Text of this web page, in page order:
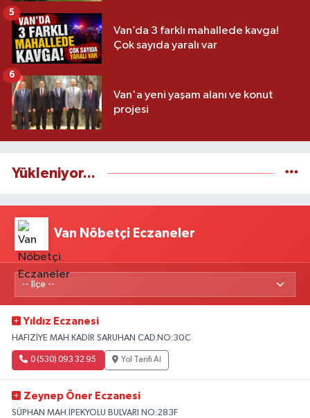
Van’da 3 farklı mahallede kavga!
Çok sayıda yaralı var
5
Van'a yeni yaşam alanı ve konut
projesi
6
Yükleniyor...
Van Nöbetçi Eczaneler
Yıldız Eczanesi
HAFIZİYE MAH.KADİR SARUHAN CAD.NO:30C
0 (530) 093 32 95 Yol Tarifi Al
Zeynep Öner Eczanesi
SÜPHAN MAH.İPEKYOLU BULVARI NO:283F